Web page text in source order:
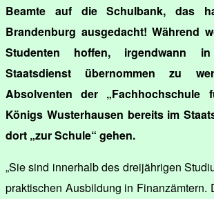
Beamte auf die Schulbank, das
Brandenburg ausgedacht! Während
Studenten hoffen, irgendwann
Staatsdienst übernommen zu
Absolventen der „Fachhochschule
Königs Wusterhausen bereits im
dort „zur Schule“ gehen.
„Sie sind innerhalb des dreijährigen
praktischen Ausbildung in Finanzämtern.